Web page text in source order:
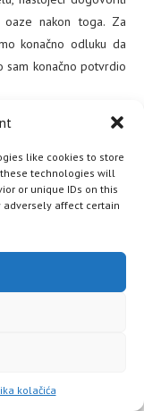
like cookies to store
technologies will
or unique IDs on this
adversely affect certain
kolačića
nakon toga. Za
konačno odluku da
konačno potvrdio
čovjekom na čiji
i biti s nama u Siwa
dobrim poznavanjem
da ste